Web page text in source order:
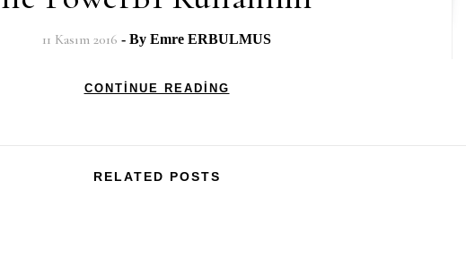
11 Kasım 2016 - By Emre ERBULMUS
CONTINUE READING
RELATED POSTS